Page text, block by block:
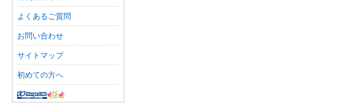
よくあるご質問
お問い合わせ
サイトマップ
初めての方へ